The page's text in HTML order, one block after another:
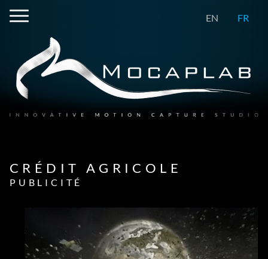
EN FR
CRÉDIT AGRICOLE
PUBLICITÉ